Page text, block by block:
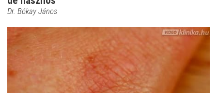
Dr. Bókay János